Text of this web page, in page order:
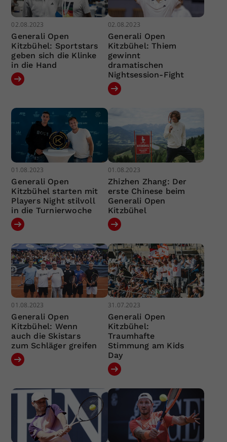
02.08.2023
Generali Open
Kitzbühel: Sportstars
geben sich die Klinke
in die Hand
02.08.2023
Generali Open
Kitzbühel: Thiem
gewinnt
dramatischen
Nightsession-Fight
01.08.2023
Generali Open
Kitzbühel starten mit
Players Night stilvoll
in die Turnierwoche
01.08.2023
Zhizhen Zhang: Der
erste Chinese beim
Generali Open
Kitzbühel
01.08.2023
Generali Open
Kitzbühel: Wenn
auch die Skistars
zum Schläger greifen
31.07.2023
Generali Open
Kitzbühel:
Traumhafte
Stimmung am Kids
Day